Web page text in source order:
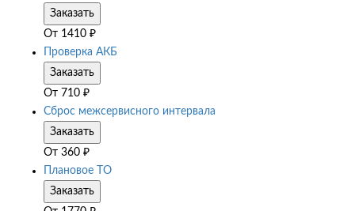
Заказать
От 1410 ₽
Проверка АКБ
Заказать
От 710 ₽
Сброс межсервисного интервала
Заказать
От 360 ₽
Плановое ТО
Заказать